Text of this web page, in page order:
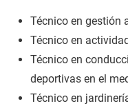
Técnico en gestión
Técnico en
Técnico en
deportivas en el
Técnico en